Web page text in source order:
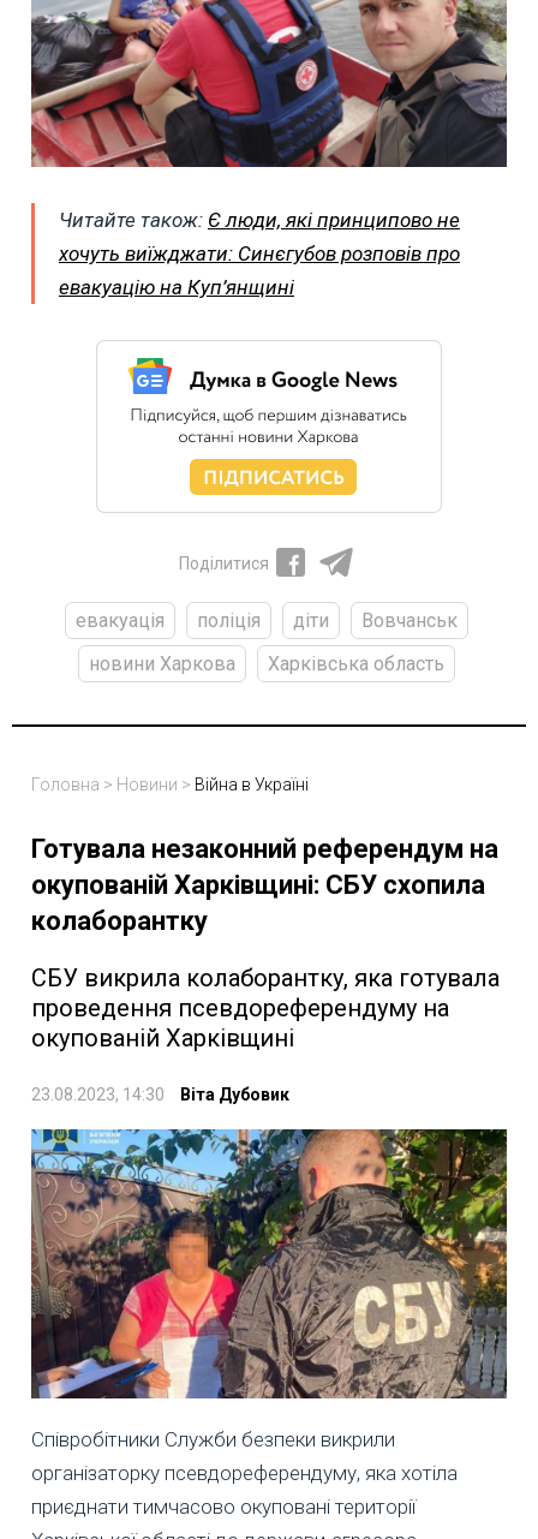
Читайте також: Є люди, які принципово не
хочуть виїжджати: Синєгубов розповів про
евакуацію на Куп’янщині
Поділитися
евакуація поліція діти
Вовчанськ
новини Харкова
Харківська область
Головна > Новини > Війна в Україні
Готувала незаконний референдум на
окупованій Харківщині: СБУ схопила
колаборантку
СБУ викрила колаборантку, яка готувала
проведення псевдореферендуму на
окупованій Харківщині
23.08.2023, 14:30 Віта Дубовик
Співробітники Служби безпеки викрили
організаторку псевдореферендуму, яка хотіла
приєднати тимчасово окуповані території